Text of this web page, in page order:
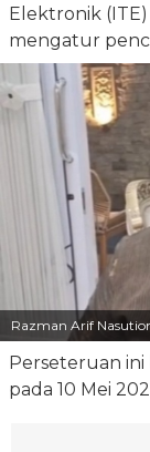
Elektronik
mengatur
Razman Arif
Perseteruan
pada 10 Mei